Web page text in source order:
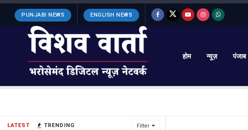
LATEST TRENDING Filter
PUNJABI NEWS ENGLISH NEWS
होम न्यूज़ पंजाब